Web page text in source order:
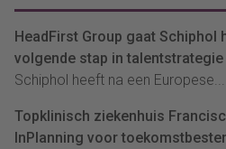
HeadFirst Group gaat Schiphol
volgende stap in talentstrategie
Schiphol heeft na een Europese...
Topklinisch ziekenhuis
InPlanning voor